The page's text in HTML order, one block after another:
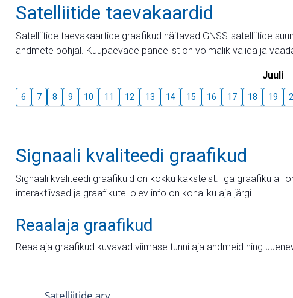
Satelliitide taevakaardid
Satelliitide taevakaartide graafikud näitavad GNSS-satelliitide
andmete põhjal. Kuupäevade paneelist on võimalik valida ja
Juuli
6 7 8 9 10 11 12 13 14 15 16 17 18 19
Signaali kvaliteedi graafikud
Signaali kvaliteedi graafikuid on kokku kaksteist. Iga graafiku all
interaktiivsed ja graafikutel olev info on kohaliku aja järgi.
Reaalaja graafikud
Reaalaja graafikud kuvavad viimase tunni aja andmeid ning